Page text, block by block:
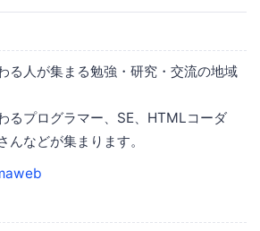
る人が集まる勉強・研究・交流の地域
るプログラマー、SE、HTMLコーダ
などが集まります。